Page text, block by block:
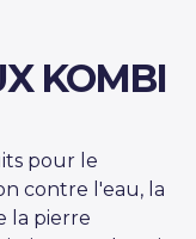
KOMBI
pour le
contre l'eau, la
la pierre